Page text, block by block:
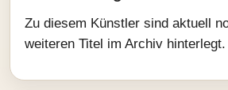
Zu diesem Künstler sind aktuell
weiteren Titel im Archiv hinterlegt.